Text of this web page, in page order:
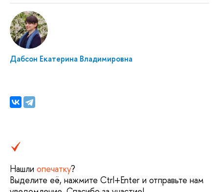
Дабсон Екатерина Владимировна
Нашли опечатку?
ыделите её, нажмите Ctrl+Enter и отправьте нам